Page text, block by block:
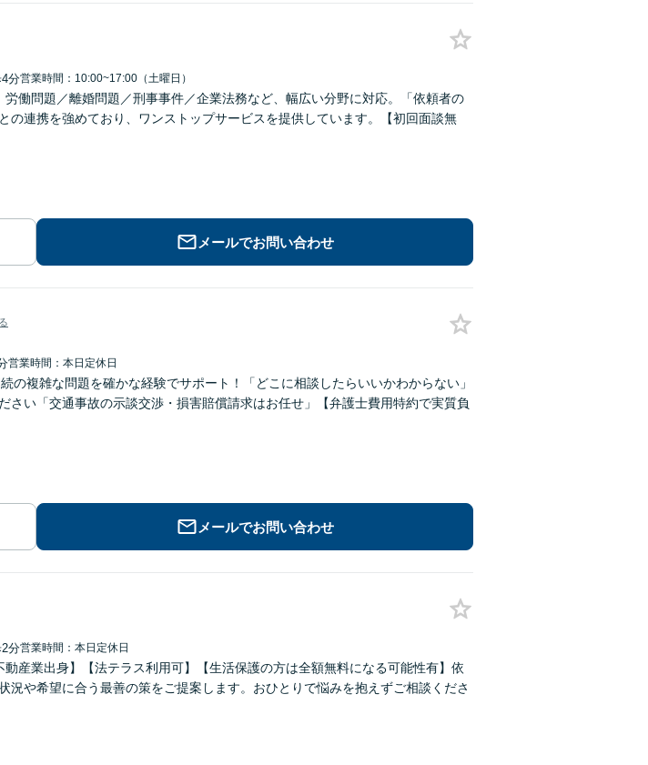
分営業時間：10:00~17:00（土曜日）
労働問題／離婚問題／刑事事件／企業法務など、幅広い分野に対応。「依頼者の
の連携を強めており、ワンストップサービスを提供しています。【初回面談無
メールでお問い合わせ
営業時間：本日定休日
の複雑な問題を確かな経験でサポート！「どこに相談したらいいかわからない」
さい「交通事故の示談交渉・損害賠償請求はお任せ」【弁護士費用特約で実質負
メールでお問い合わせ
分営業時間：本日定休日
動産業出身】【法テラス利用可】【生活保護の方は全額無料になる可能性有】依
況や希望に合う最善の策をご提案します。おひとりで悩みを抱えずご相談くださ